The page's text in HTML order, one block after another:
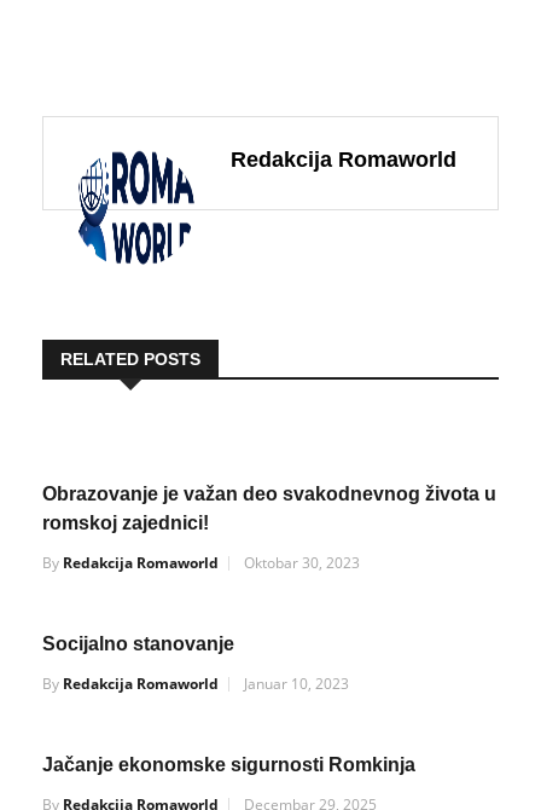
Redakcija Romaworld
RELATED POSTS
Obrazovanje je važan deo svakodnevnog života u
romskoj zajednici!
By Redakcija Romaworld Oktobar 30, 2023
Socijalno stanovanje
By Redakcija Romaworld Januar 10, 2023
Jačanje ekonomske sigurnosti Romkinja
By Redakcija Romaworld Decembar 29, 2025